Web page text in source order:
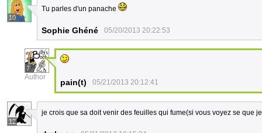
10
Tu parles d'un panache
Sophie Ghéné 05/20/2013 20:22:53
7
Author
pain(t) 05/21/2013 20:12:41
12
je crois que sa doit venir des feuilles qui fume(si vous voyez se que